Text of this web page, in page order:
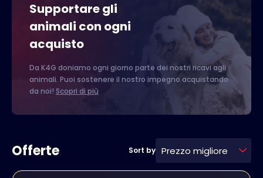
Supportare gli
animali con ogni
acquisto
Da K4G doniamo ogni giorno parte dei nostri ricavi agli
animali. Puoi sostenere il nostro impegno acquistando
da noi! Scopri di più
Offerte Sort by Prezzo migliore